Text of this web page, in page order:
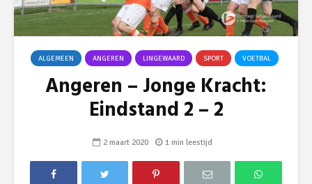
ALGEMEEN ANGEREN LINGEWAARD SPORT VOETBAL
Angeren – Jonge Kracht:
Eindstand 2 – 2
2 maart 2020 1 min leestijd